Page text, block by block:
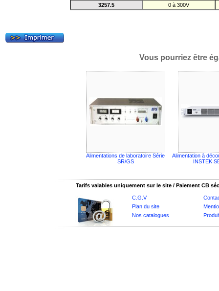
3257.5
0 à 300V
Vous pourriez être
Alimentations de laboratoire Série
SR/GS
Alimentation à
INSTEK
Tarifs valables uniquement sur le site / Paiement CB
C.G.V
Plan du site
Nos catalogues